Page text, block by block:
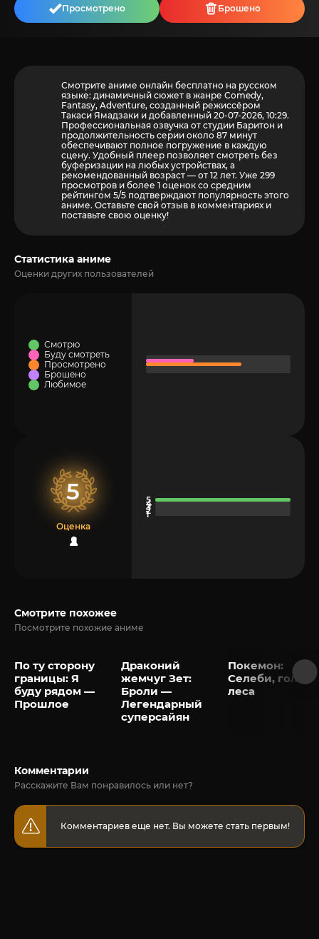
Просмотрено Брошено
Смотрите аниме онлайн бесплатно на русском
языке: динамичный сюжет в жанре Comedy,
Fantasy, Adventure, созданный режиссёром
Такаси Ямадзаки и добавленный 20-07-2026, 10:29.
Профессиональная озвучка от студии Баритон и
продолжительность серии около 87 минут
обеспечивают полное погружение в каждую
сцену. Удобный плеер позволяет смотреть без
буферизации на любых устройствах, а
рекомендованный возраст — от 12 лет. Уже 299
просмотров и более 1 оценок со средним
рейтингом 5/5 подтверждают популярность этого
аниме. Оставьте свой отзыв в комментариях и
поставьте свою оценку!
Статистика аниме
Оценки других пользователей
Смотрю
Буду смотреть
Просмотрено
Брошено
Любимое
5
Оценка
1
Смотрите похожее
Посмотрите похожие аниме
По ту сторону
границы: Я
буду рядом —
Прошлое
Драконий
жемчуг Зет:
Броли —
Легендарный
суперсайян
Покемон:
Селеби, голос
леса
Комментарии
Расскажите Вам понравилось или нет?
Комментариев еще нет. Вы можете стать первым!